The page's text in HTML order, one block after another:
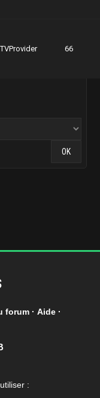
TVProvider 66
forum· Aide·
: